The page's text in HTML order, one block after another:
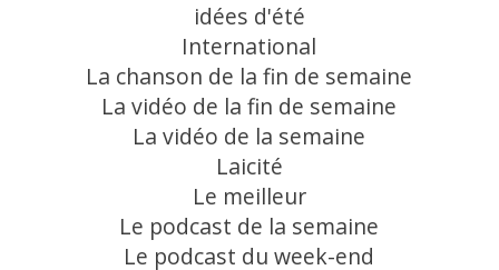
idées d'été
International
La chanson de la fin de semaine
La vidéo de la fin de semaine
La vidéo de la semaine
Laicité
Le meilleur
Le podcast de la semaine
Le podcast du week-end